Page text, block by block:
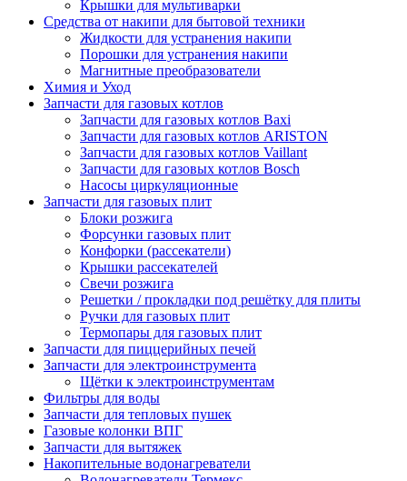
Крышки для мультиварки
Средства от накипи для бытовой техники
Жидкости для устранения накипи
Порошки для устранения накипи
Магнитные преобразователи
Химия и Уход
Запчасти для газовых котлов
Запчасти для газовых котлов Baxi
Запчасти для газовых котлов ARISTON
Запчасти для газовых котлов Vaillant
Запчасти для газовых котлов Bosch
Насосы циркуляционные
Запчасти для газовых плит
Блоки розжига
Форсунки газовых плит
Конфорки (рассекатели)
Крышки рассекателей
Свечи розжига
Решетки / прокладки под решётку для плиты
Ручки для газовых плит
Термопары для газовых плит
Запчасти для пиццерийных печей
Запчасти для электроинструмента
Щётки к электроинструментам
Фильтры для воды
Запчасти для тепловых пушек
Газовые колонки ВПГ
Запчасти для вытяжек
Накопительные водонагреватели